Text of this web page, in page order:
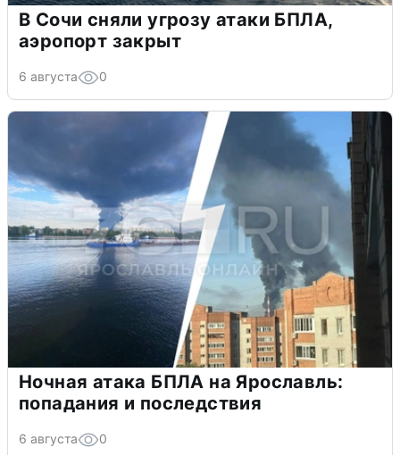
В Сочи сняли угрозу атаки БПЛА,
аэропорт закрыт
6 августа 0
Ночная атака БПЛА на Ярославль:
попадания и последствия
6 августа 0